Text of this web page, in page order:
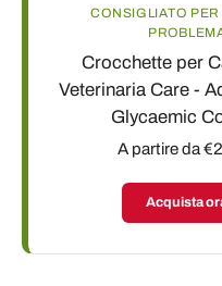
CONSIGLIATO
Crocchette per
Veterinaria Care -
Glycaemic
A partire da
Acquista